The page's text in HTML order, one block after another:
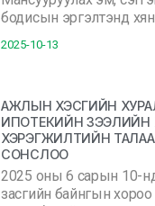
бодисын эргэлтэнд
2025-10-13
АЖЛЫН ХЭСГИЙН
ИПОТЕКИЙН
ХЭРЭГЖИЛТИЙН
СОНСЛОО
2025 оны 6 сарын 10-
засгийн байнгын